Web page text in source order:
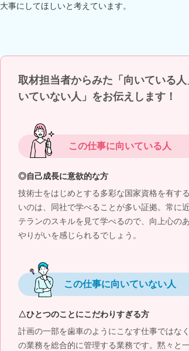
大事にしてほしいと考えています。
取材担当者からみた「向いている人
いていない人」をお伝えします！
この仕事に向いている人
◎自己成長に意欲的な方
技術士をはじめとする多彩な国家資格を有す
いのは、同社で学べることが多い証拠。常に
テランのスキルを見て学べるので、向上心の
やりがいを感じられるでしょう。
この仕事に向いていない人
△ひとつのことにこだわりすぎる方
計画の一部を歯車のようにこなす仕事ではな
の業務を総合的に管理する業務です。黙々と